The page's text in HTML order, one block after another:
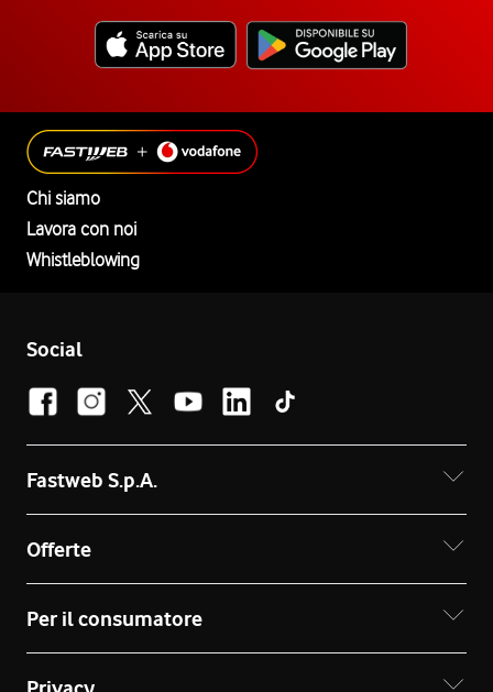
Chi siamo
Lavora con noi
Whistleblowing
Social
Fastweb S.p.A.
Offerte
Per il consumatore